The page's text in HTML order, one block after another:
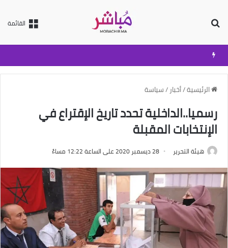
القائمة
الرئيسية/أخبار /سياسة
رسميا..الداخلية تحدد تاريخ الإقتراع في
الإنتخابات المقبلة
هيئة التحرير 28 ديسمبر 2020 على الساعة 12:22 مساءً